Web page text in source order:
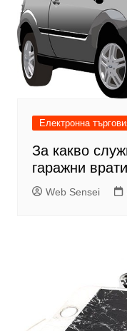
Електронна
За какво
гаражни врати
Web Sensei